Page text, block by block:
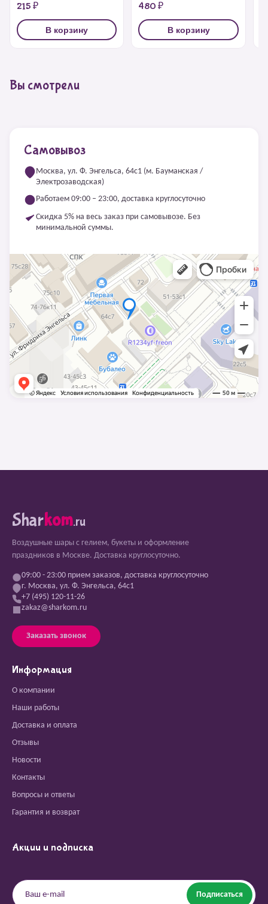
215 ₽
В корзину
480 ₽
В корзину
Вы смотрели
Самовывоз
Москва, ул. Ф. Энгельса, 64с1 (м. Бауманская /
Электрозаводская)
Работаем 09:00 – 23:00, доставка круглосуточно
Скидка 5% на весь заказ при самовывозе. Без
минимальной суммы.
Sharkom.ru
Воздушные шары с гелием, букеты и оформление
праздников в Москве. Доставка круглосуточно.
09:00 - 23:00 прием заказов, доставка круглосуточно
г. Москва, ул. Ф. Энгельса, 64с1
+7 (495) 120-11-26
zakaz@sharkom.ru
Заказать звонок
Информация
О компании
Наши работы
Доставка и оплата
Отзывы
Новости
Контакты
Вопросы и ответы
Гарантия и возврат
Акции и подписка
Подписаться